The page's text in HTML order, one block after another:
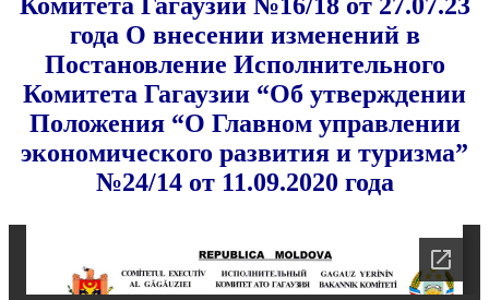
года О внесении изменений в
Постановление Исполнительного
Комитета Гагаузии “Об утверждении
Положения “О Главном управлении
экономического развития и туризма”
№24/14 от 11.09.2020 года